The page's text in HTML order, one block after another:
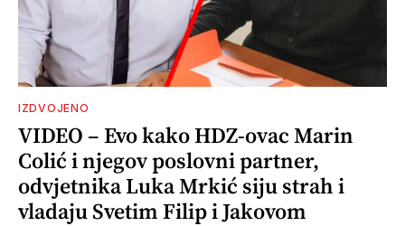
IZDVOJENO
VIDEO – Evo kako HDZ-ovac Marin
Colić i njegov poslovni partner,
odvjetnika Luka Mrkić siju strah i
vladaju Svetim Filip i Jakovom